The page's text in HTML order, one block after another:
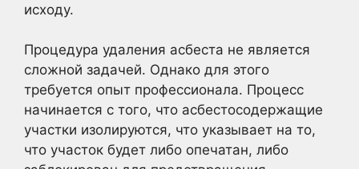
исходу.
Процедура удаления асбеста не является
сложной задачей. Однако для этого
требуется опыт профессионала. Процесс
начинается с того, что асбестосодержащие
участки изолируются, что указывает на то,
что участок будет либо опечатан, либо